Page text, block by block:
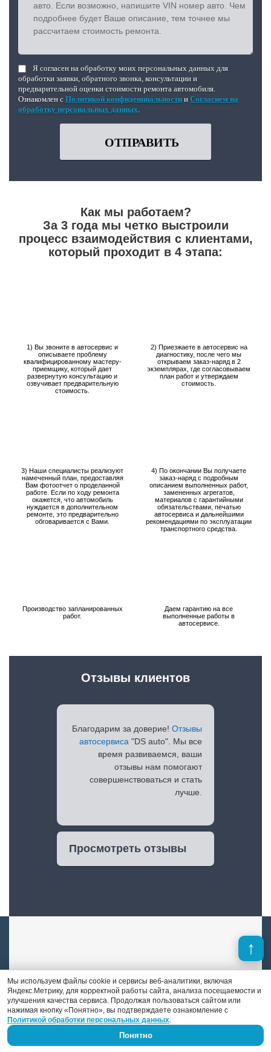
Я согласен на обработку моих персональных данных для
обработки заявки, обратного звонка, консультации и
предварительной оценки стоимости ремонта автомобиля.
Ознакомлен с Политикой конфиденциальности и Согласием на
обработку персональных данных.
ОТПРАВИТЬ
Как мы работаем?
За 3 года мы четко выстроили
процесс взаимодействия с клиентами,
который проходит в 4 этапа:
1) Вы звоните в автосервис и
описываете проблему
квалифицированному мастеру-
приемщику, который дает
развернутую консультацию и
озвучивает предварительную
стоимость.
2) Приезжаете в автосервис на
диагностику, после чего мы
открываем заказ-наряд в 2
экземплярах, где согласовываем
план работ и утверждаем
стоимость.
3) Наши специалисты реализуют
намеченный план, предоставляя
Вам фотоотчет о проделанной
работе. Если по ходу ремонта
окажется, что автомобиль
нуждается в дополнительном
ремонте, это предварительно
обговаривается с Вами.
4) По окончании Вы получаете
заказ-наряд с подробным
описанием выполненных работ,
замененных агрегатов,
материалов с гарантийными
обязательствами, печатью
автосервиса и дальнейшими
рекомендациями по эксплуатации
транспортного средства.
Производство запланированных
работ.
Даем гарантию на все
выполненные работы в
автосервисе.
Благодарим за доверие! Отзывы
автосервиса "DS auto". Мы все
время развиваемся, ваши
отзывы нам помогают
совершенствоваться и стать
лучше.
Просмотреть отзывы
Отзывы клиентов
Александр Иванов
Мастер шиномонтажа и специалист по
правке дисков и полировке авто. Его стаж
Мы используем файлы cookie и сервисы веб-аналитики, включая
Яндекс.Метрику, для корректной работы сайта, анализа посещаемости и
улучшения качества сервиса. Продолжая пользоваться сайтом или
нажимая кнопку «Понятно», вы подтверждаете ознакомление с
Политикой обработки персональных данных.
Понятно